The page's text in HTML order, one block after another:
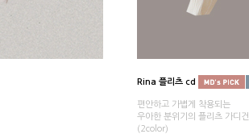
Rina 플리츠 cd
편안하고 가볍게 착용되는
우아한 분위기의 플리츠 가디건
(2color)